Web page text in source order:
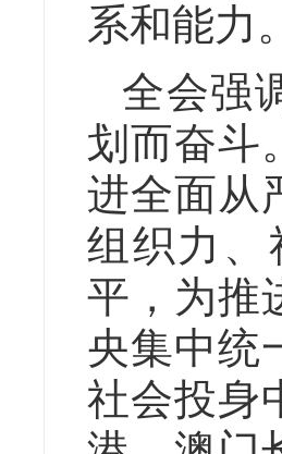
系和能力。
全会强
划而奋斗
进全面从
组织力、
平，为推
央集中统
社会投身